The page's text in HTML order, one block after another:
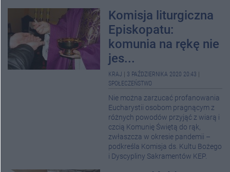
Komisja liturgiczna
Episkopatu:
komunia na rękę nie
jes...
KRAJ 3 PAŹDZIERNIKA 2020 20:43
SPOŁECZEŃSTWO
Nie można zarzucać profanowania
Eucharystii osobom pragnącym z
różnych powodów przyjąć z wiarą i
czcią Komunię Świętą do rąk,
zwłaszcza w okresie pandemii –
podkreśla Komisja ds. Kultu Bożego
i Dyscypliny Sakramentów KEP.